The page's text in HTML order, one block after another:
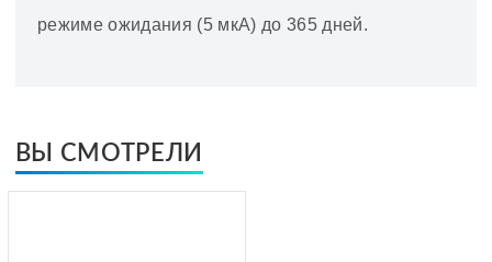
режиме ожидания (5 мкА) до 365 дней.
ВЫ СМОТРЕЛИ